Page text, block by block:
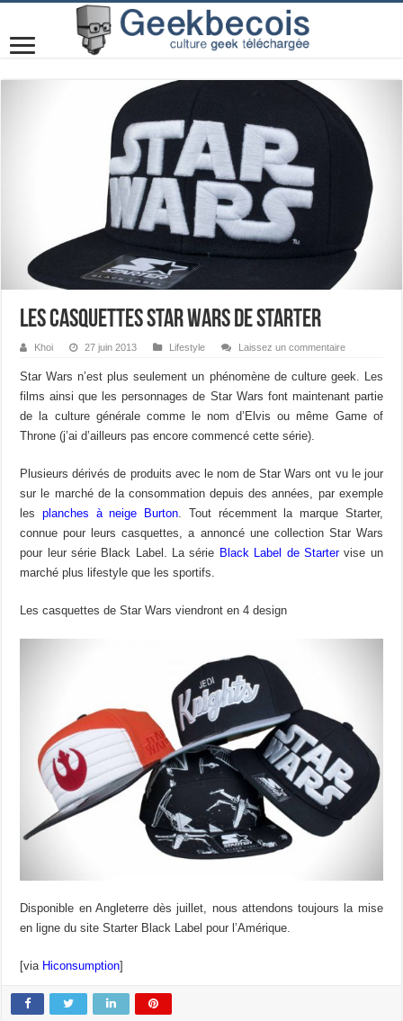
Les casquettes Star Wars de Starter
Khoi 27 juin 2013 Lifestyle Laissez un commentaire
Star Wars n’est plus seulement un phénomène de culture geek. Les
films ainsi que les personnages de Star Wars font maintenant partie
de la culture générale comme le nom d’Elvis ou même Game of
Throne (j’ai d’ailleurs pas encore commencé cette série).
Plusieurs dérivés de produits avec le nom de Star Wars ont vu le jour
sur le marché de la consommation depuis des années, par exemple
les planches à neige Burton. Tout récemment la marque Starter,
connue pour leurs casquettes, a annoncé une collection Star Wars
pour leur série Black Label. La série Black Label de Startervise un
marché plus lifestyle que les sportifs.
Les casquettes de Star Wars viendront en 4 design
Disponible en Angleterre dès juillet, nous attendons toujours la mise
en ligne du site Starter Black Label pour l’Amérique.
[via Hiconsumption]